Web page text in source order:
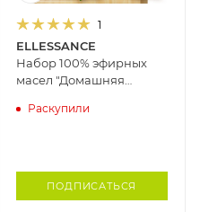
1
ELLESSANCE
Набор 100% эфирных
масел "Домашняя
Раскупили
ПОДПИСАТЬСЯ